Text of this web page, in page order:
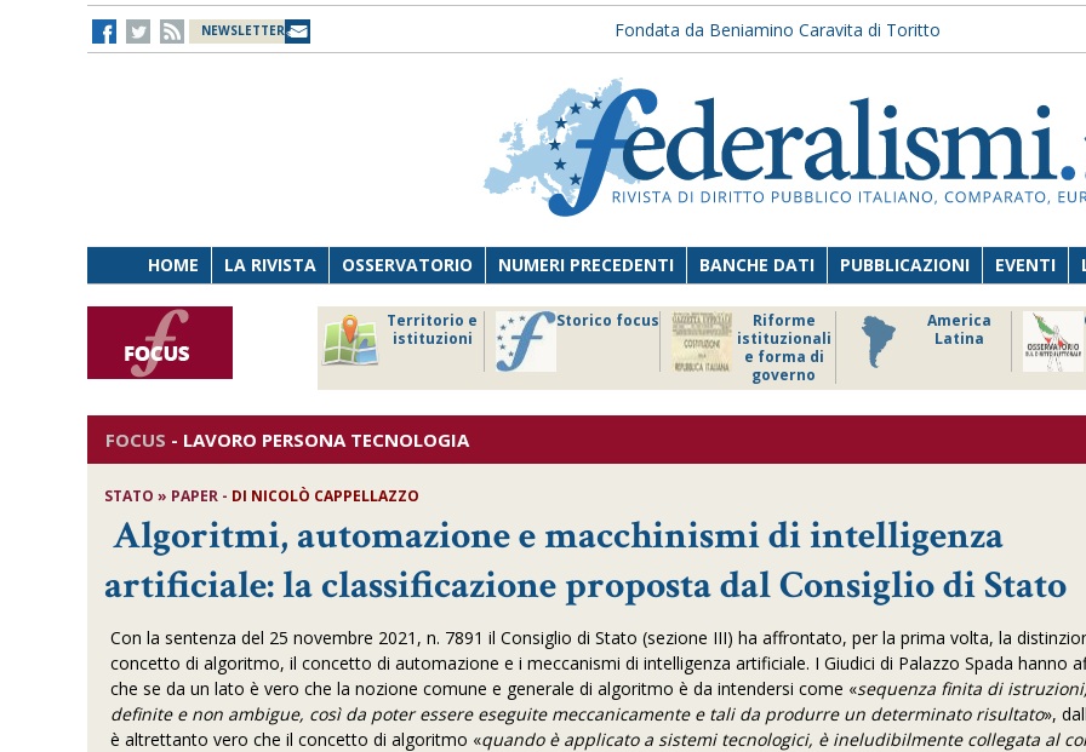
NEWSLETTER Fondata da Beniamino Caravita di Toritto
HOME LA RIVISTA OSSERVATORIO NUMERI PRECEDENTI BANCHE DATI PUBBLICAZIONI EVENTI
Territorio e
istituzioni
Storico focus
Riforme
istituzionali
e forma di
governo
America
Latina
FOCUS - LAVORO PERSONA TECNOLOGIA
STATO » PAPER - DI NICOLÒ CAPPELLAZZO
Algoritmi, automazione e macchinismi di intelligenza
artificiale: la classificazione proposta dal Consiglio di Stato
Con la sentenza del 25 novembre 2021, n. 7891 il Consiglio di Stato (sezione III) ha affrontato, per la prima volta, la
concetto di algoritmo, il concetto di automazione e i meccanismi di intelligenza artificiale. I Giudici di Palazzo Spada hanno
che se da un lato è vero che la nozione comune e generale di algoritmo è da intendersi come «sequenza finita di
definite e non ambigue, così da poter essere eseguite meccanicamente e tali da produrre un determinato risultato»,
è altrettanto vero che il concetto di algoritmo «quando è applicato a sistemi tecnologici, è ineludibilmente collegata al